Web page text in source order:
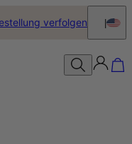
verfolgen